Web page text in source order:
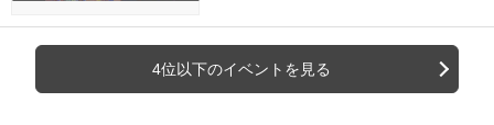
4位以下のイベントを見る